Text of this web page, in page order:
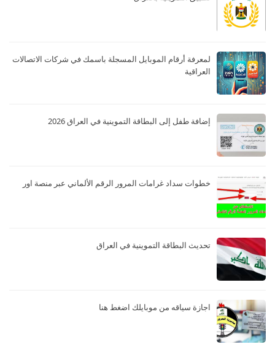
لمعرفة أرقام الموبايل المسجلة باسمك في شركات الاتصالات
العراقية
إضافة طفل إلى البطاقة التموينية في العراق 2026
خطوات سداد غرامات المرور الرقم الألماني عبر منصة اور
تحديث البطاقة التموينية في العراق
اجازة سياقه من موبايلك اضغط هنا